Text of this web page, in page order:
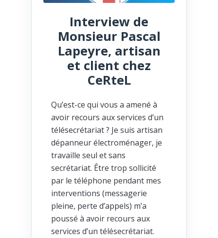
Interview de
Monsieur Pascal
Lapeyre, artisan
et client chez
CeRteL
Qu’est-ce qui vous a amené à
avoir recours aux services d’un
télésecrétariat ? Je suis artisan
dépanneur électroménager, je
travaille seul et sans
secrétariat. Être trop sollicité
par le téléphone pendant mes
interventions (messagerie
pleine, perte d’appels) m’a
poussé à avoir recours aux
services d’un télésecrétariat.